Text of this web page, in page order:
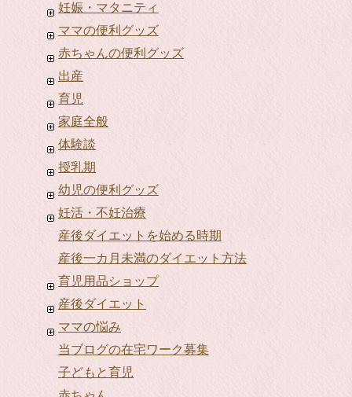
妊娠・マタニティ
ママの便利グッズ
赤ちゃんの便利グッズ
出産
育児
家庭全般
体験談
授乳期
幼児の便利グッズ
妊活・不妊治療
産後ダイエットを始める時期
産後一カ月未満のダイエット方法
育児用品ショップ
産後ダイエット
ママの悩み
当ブログの在宅ワーク募集
子どもと育児